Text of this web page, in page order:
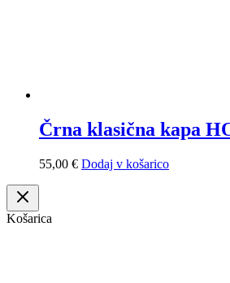
Črna klasična kapa
55,00 € Dodaj v košarico
Košarica